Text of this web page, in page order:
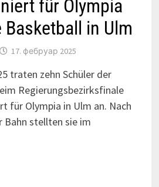
für Olympia
Basketball in Ulm
17. фебруар 2025
traten zehn Schüler der
Regierungsbezirksfinale
für Olympia in Ulm an. Nach
Bahn stellten sie im